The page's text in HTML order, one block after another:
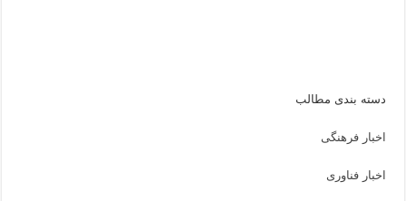
دسته بندی مطالب
اخبار فرهنگی
اخبار فناوری